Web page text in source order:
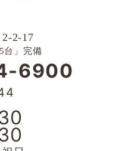
2-17
台」完備
6900